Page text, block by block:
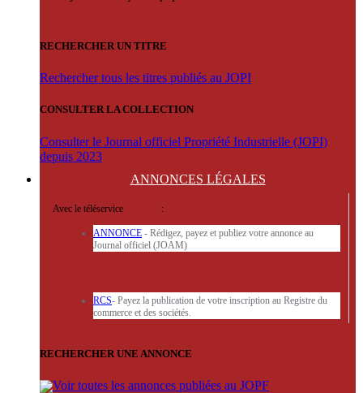
RECHERCHER UN TITRE
Rechercher tous les titres publiés au JOPI
CONSULTER LA COLLECTION
Consulter le Journal officiel Propriété Industrielle (JOPI)
depuis 2023
ANNONCES LÉGALES
Avec le téléservice :
ANNONCE - Rédigez, payez et publiez votre annonce au
Journal officiel (JOAM)
RCS- Payez la publication de votre inscription au Registre du
commerce et des sociétés.
RECHERCHER UNE ANNONCE
Voir toutes les annonces publiées au JOPF